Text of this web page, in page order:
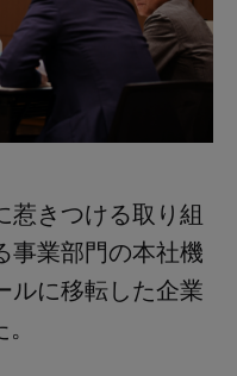
惹きつける取り組
事業部門の本社機
ルに移転した企業